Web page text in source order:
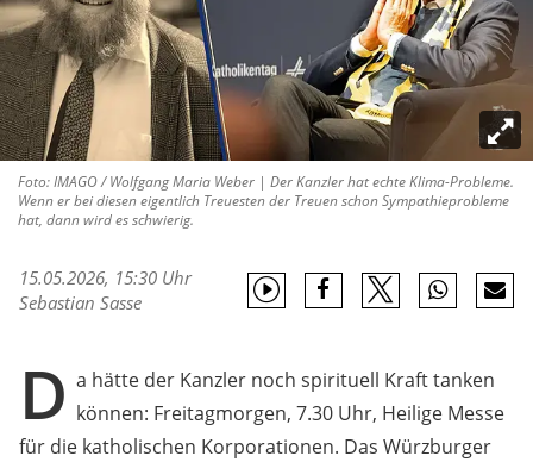
Foto: IMAGO / Wolfgang Maria Weber | Der Kanzler hat echte Klima-Probleme.
Wenn er bei diesen eigentlich Treuesten der Treuen schon Sympathieprobleme
hat, dann wird es schwierig.
15.05.2026, 15:30 Uhr
Sebastian Sasse
D a hätte der Kanzler noch spirituell Kraft tanken
können: Freitagmorgen, 7.30 Uhr, Heilige Messe
für die katholischen Korporationen. Das Würzburger